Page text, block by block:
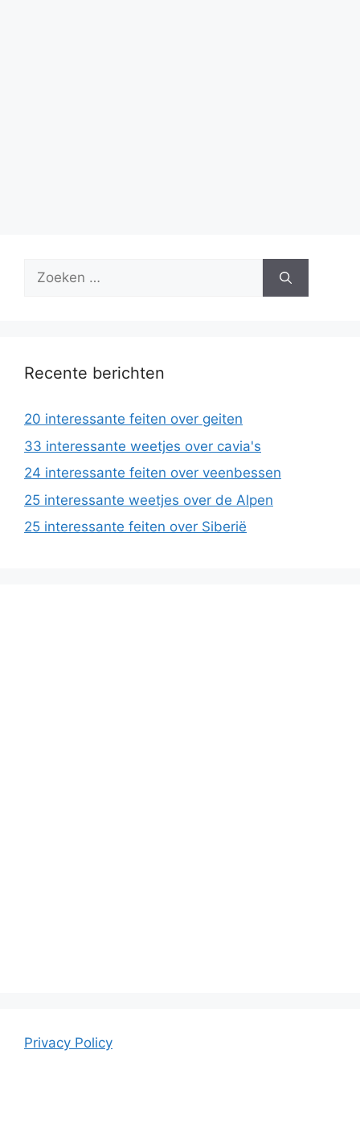
Zoek
Recente berichten
20 interessante feiten over geiten
33 interessante weetjes over cavia's
24 interessante feiten over veenbessen
25 interessante weetjes over de Alpen
25 interessante feiten over Siberië
Privacy Policy